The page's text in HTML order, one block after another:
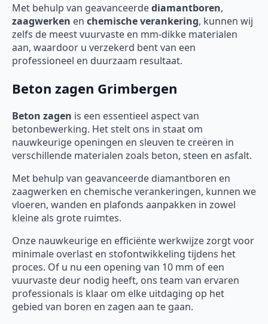
Met behulp van geavanceerdediamantboren,
zaagwerken en chemische verankering, kunnen wij
zelfs de meest vuurvaste en mm-dikke materialen
aan, waardoor u verzekerd bent van een
professioneel en duurzaam resultaat.
Beton zagen Grimbergen
Beton zagen is een essentieel aspect van
betonbewerking. Het stelt ons in staat om
nauwkeurige openingen en sleuven te creëren in
verschillende materialen zoals beton, steen en asfalt.
Met behulp van geavanceerde diamantboren en
zaagwerken en chemische verankeringen, kunnen we
vloeren, wanden en plafonds aanpakken in zowel
kleine als grote ruimtes.
Onze nauwkeurige en efficiënte werkwijze zorgt voor
minimale overlast en stofontwikkeling tijdens het
proces. Of u nu een opening van 10 mm of een
vuurvaste deur nodig heeft, ons team van ervaren
professionals is klaar om elke uitdaging op het
gebied van boren en zagen aan te gaan.